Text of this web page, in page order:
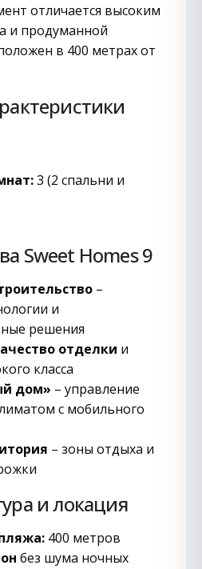
отличается высоким
и продуманной
в 400 метрах от
3 (2 спальни и
Sweet Homes 9
–
и
решения
отделки и
класса
дом» – управление
с мобильного
– зоны отдыха и
и локация
400 метров
без шума ночных